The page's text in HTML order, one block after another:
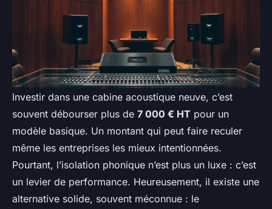
Investir dans une cabine acoustique neuve, c’est
souvent débourser plus de 7 000 € HT pour un
modèle basique. Un montant qui peut faire reculer
même les entreprises les mieux intentionnées.
Pourtant, l’isolation phonique n’est plus un luxe : c’est
un levier de performance. Heureusement, il existe une
alternative solide, souvent méconnue : le